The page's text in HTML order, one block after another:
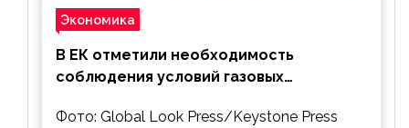
Экономика
В ЕК отметили необходимость
соблюдения условий газовых
Фото: Global Look Press/Keystone Press